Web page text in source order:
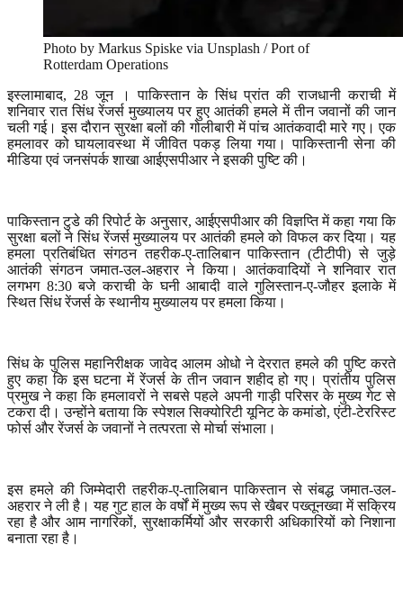
Photo by Markus Spiske via Unsplash / Port of
Rotterdam Operations
इस्लामाबाद, 28 जून । पाकिस्तान के सिंध प्रांत की राजधानी कराची में
शनिवार रात सिंध रेंजर्स मुख्यालय पर हुए आतंकी हमले में तीन जवानों की जान
चली गई। इस दौरान सुरक्षा बलों की गोलीबारी में पांच आतंकवादी मारे गए। एक
हमलावर को घायलावस्था में जीवित पकड़ लिया गया। पाकिस्तानी सेना की
मीडिया एवं जनसंपर्क शाखा आईएसपीआर ने इसकी पुष्टि की।
पाकिस्तान टुडे की रिपोर्ट के अनुसार,आईएसपीआर की विज्ञप्ति में कहा गया कि
सुरक्षा बलों ने सिंध रेंजर्स मुख्यालय पर आतंकी हमले को विफल कर दिया। यह
हमला प्रतिबंधित संगठन तहरीक-ए-तालिबान पाकिस्तान (टीटीपी) से जुड़े
आतंकी संगठन जमात-उल-अहरार ने किया। आतंकवादियों ने शनिवार रात
लगभग 8:30बजे कराची के घनी आबादी वाले गुलिस्तान-ए-जौहर इलाके में
स्थित सिंध रेंजर्स के स्थानीय मुख्यालय पर हमला किया।
सिंध के पुलिस महानिरीक्षक जावेद आलम ओधो ने देररात हमले की पुष्टि करते
हुए कहा कि इस घटना में रेंजर्स के तीन जवान शहीद हो गए। प्रांतीय पुलिस
प्रमुख ने कहा कि हमलावरों ने सबसे पहले अपनी गाड़ी परिसर के मुख्य गेट से
टकरा दी। उन्होंने बताया कि स्पेशल सिक्योरिटी यूनिट के कमांडो,एंटी-टेररिस्ट
फोर्स और रेंजर्स के जवानों ने तत्परता से मोर्चा संभाला।
इस हमले की जिम्मेदारी तहरीक-ए-तालिबान पाकिस्तान से संबद्ध जमात-उल-
अहरार ने ली है। यह गुट हाल के वर्षों में मुख्य रूप से खैबर पख्तूनख्वा में सक्रिय
रहा है और आम नागरिकों,सुरक्षाकर्मियों और सरकारी अधिकारियों को निशाना
बनाता रहा है।